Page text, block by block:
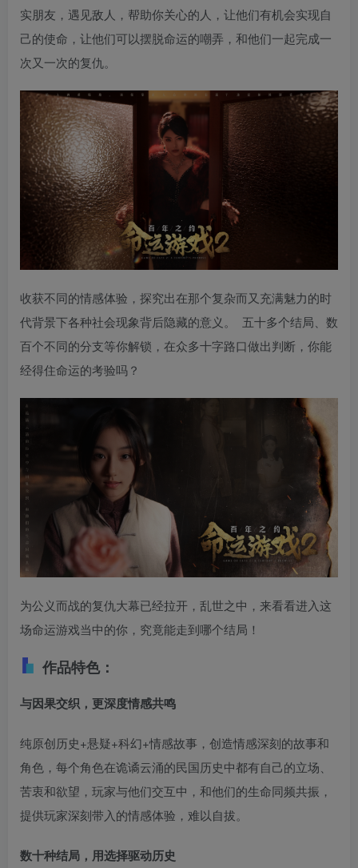
实朋友，遇见敌人，帮助你关心的人，让他们有机会实现自
己的使命，让他们可以摆脱命运的嘲弄，和他们一起完成一
次又一次的复仇。
收获不同的情感体验，探究出在那个复杂而又充满魅力的时
代背景下各种社会现象背后隐藏的意义。 五十多个结局、数
百个不同的分支等你解锁，在众多十字路口做出判断，你能
经得住命运的考验吗？
为公义而战的复仇大幕已经拉开，乱世之中，来看看进入这
场命运游戏当中的你，究竟能走到哪个结局！
作品特色：
与因果交织，更深度情感共鸣
纯原创历史+悬疑+科幻+情感故事，创造情感深刻的故事和
角色，每个角色在诡谲云涌的民国历史中都有自己的立场、
苦衷和欲望，玩家与他们交互中，和他们的生命同频共振，
提供玩家深刻带入的情感体验，难以自拔。
数十种结局，用选择驱动历史